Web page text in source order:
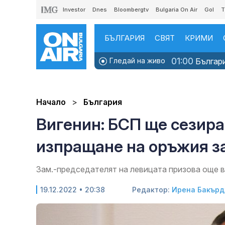
Investor Dnes Bloombergtv Bulgaria On Air Gol
БЪЛГАРИЯ СВЯТ КРИМИ
Гледай на живо 01:00
Начало България
Вигенин: БСП ще
изпращане на оръжия
Зам.-председателят на левицата призова
19.12.2022 • 20:38 Редактор: Ирена